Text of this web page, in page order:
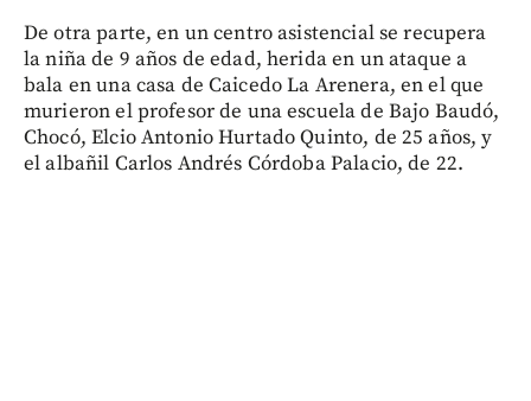
De otra parte, en un centro asistencial se recupera
la niña de 9 años de edad, herida en un ataque a
bala en una casa de Caicedo La Arenera, en el que
murieron el profesor de una escuela de Bajo Baudó,
Chocó, Elcio Antonio Hurtado Quinto, de 25 años, y
el albañil Carlos Andrés Córdoba Palacio, de 22.